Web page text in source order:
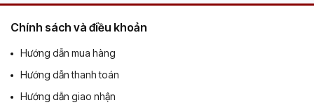
Chính sách và điều khoản
Hướng dẫn mua hàng
Hướng dẫn thanh toán
Hướng dẫn giao nhận